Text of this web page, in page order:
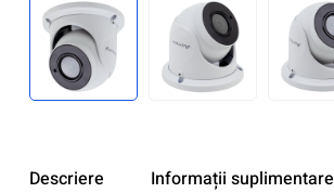
Descriere Informații suplimentare